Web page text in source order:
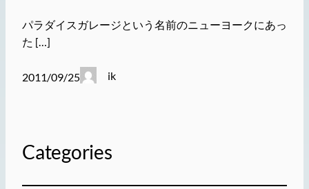
パラダイスガレージという名前のニューヨークにあっ
た […]
2011/09/25 ik
Categories